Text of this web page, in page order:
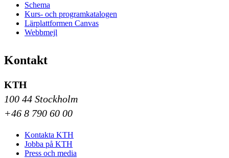
Schema
Kurs- och programkatalogen
Lärplattformen Canvas
Webbmejl
Kontakt
KTH
100 44 Stockholm
+46 8 790 60 00
Kontakta KTH
Jobba på KTH
Press och media